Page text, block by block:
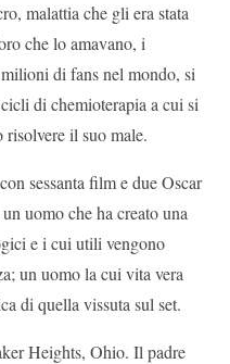
malattia che gli era stata
che lo amavano, i
di fans nel mondo, si
di chemioterapia a cui si
risolvere il suo male.
sessanta film e due Oscar
un uomo che ha creato una
e i cui utili vengono
un uomo la cui vita vera
di quella vissuta sul set.
Heights, Ohio. Il padre